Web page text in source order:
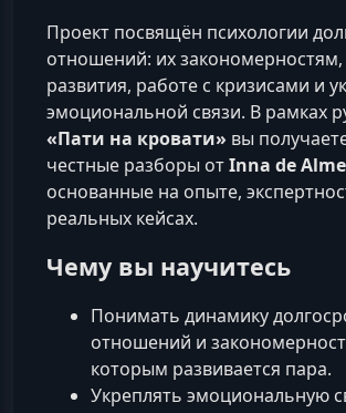
Проект посвящён психологии
отношений: их закономерностям,
развития, работе с кризисами и
эмоциональной связи. В рамках
«Пати на кровати» вы
честные разборы отInna de
основанные на опыте,
реальных кейсах.
Чему вы научитесь
Понимать динамику
отношений и
которым развивается пара.
Укреплять эмоциональную